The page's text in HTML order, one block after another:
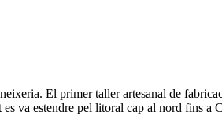
El primer taller artesanal de
va estendre pel litoral cap al nord fins a